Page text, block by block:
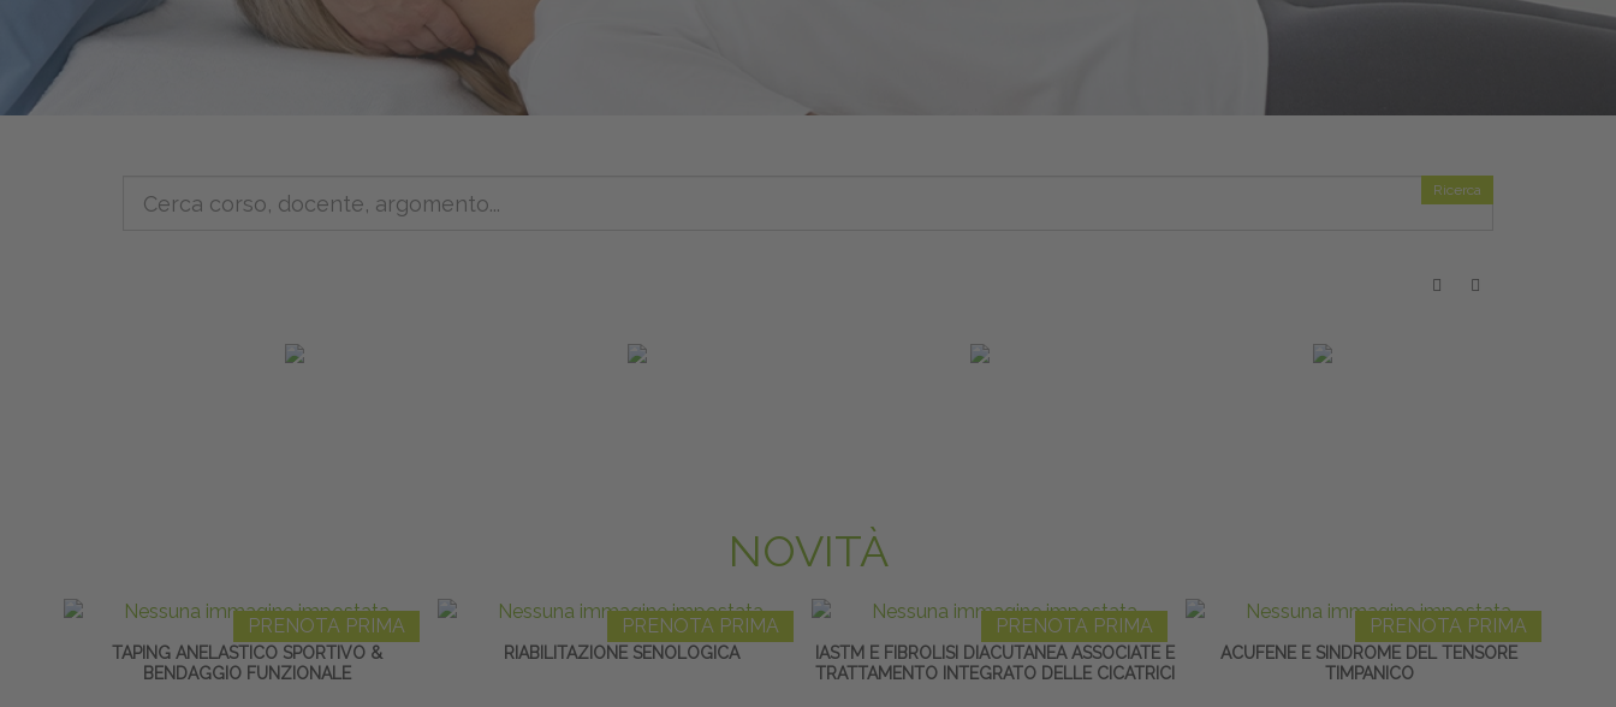
Ricerca
NOVITÀ
PRENOTA PRIMA
TAPING ANELASTICO SPORTIVO &
BENDAGGIO FUNZIONALE
PRENOTA PRIMA
RIABILITAZIONE SENOLOGICA
PRENOTA PRIMA
IASTM E FIBROLISI DIACUTANEA ASSOCIATE E
TRATTAMENTO INTEGRATO DELLE CICATRICI
PRENOTA PRIMA
ACUFENE E SINDROME DEL TENSORE
TIMPANICO